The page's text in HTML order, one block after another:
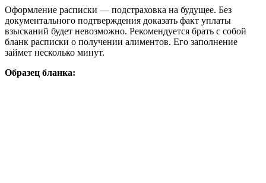
Оформление расписки — подстраховка на будущее. Без
документального подтверждения доказать факт уплаты
взысканий будет невозможно. Рекомендуется брать с собой
бланк расписки о получении алиментов. Его заполнение
займет несколько минут.
Образец бланка: